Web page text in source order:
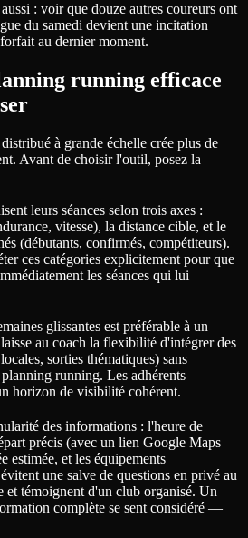
: voir que douze autres coureurs ont
du samedi devient une incitation
au dernier moment.
running efficace
à grande échelle crée plus de
Avant de choisir l'outil, posez la
leurs séances selon trois axes :
vitesse), la distance cible, et le
(débutants, confirmés, compétiteurs).
ces catégories explicitement pour que
les séances qui lui
glissantes est préférable à un
au coach la flexibilité d'intégrer des
sorties thématiques) sans
running. Les adhérents
horizon de visibilité cohérent.
des informations : l'heure de
précis (avec un lien Google Maps
estimée, et les équipements
une salve de questions en privé au
et témoignent d'un club organisé. Un
complète se sent considéré —